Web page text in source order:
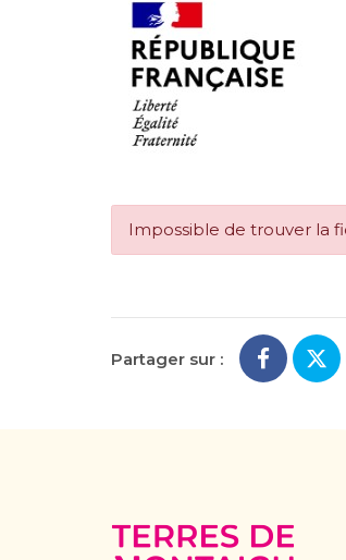
Impossible de trouver la
Partager sur :